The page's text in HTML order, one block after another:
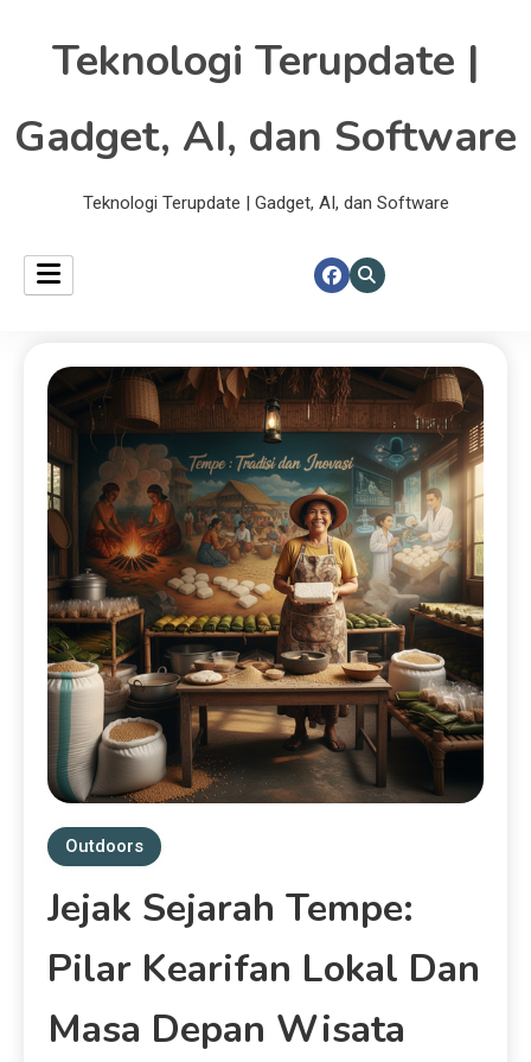
Teknologi Terupdate |
Gadget, AI, dan Software
Teknologi Terupdate | Gadget, AI, dan Software
Outdoors
Jejak Sejarah Tempe:
Pilar Kearifan Lokal Dan
Masa Depan Wisata